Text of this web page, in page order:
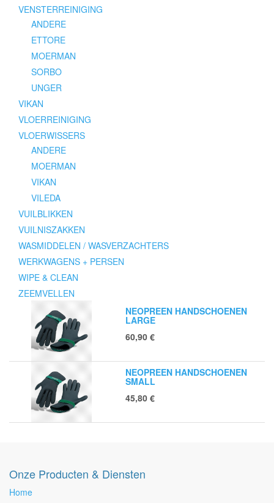
VENSTERREINIGING
ANDERE
ETTORE
MOERMAN
SORBO
UNGER
VIKAN
VLOERREINIGING
VLOERWISSERS
ANDERE
MOERMAN
VIKAN
VILEDA
VUILBLIKKEN
VUILNISZAKKEN
WASMIDDELEN / WASVERZACHTERS
WERKWAGENS + PERSEN
WIPE & CLEAN
ZEEMVELLEN
NEOPREEN HANDSCHOENEN
LARGE
60,90 €
NEOPREEN HANDSCHOENEN
SMALL
45,80 €
Onze Producten & Diensten
Home